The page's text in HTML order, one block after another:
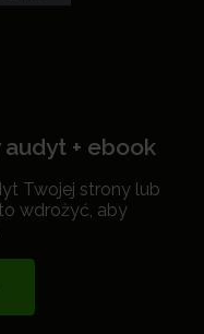
audyt + ebook
Twojej strony lub
wdrożyć, aby